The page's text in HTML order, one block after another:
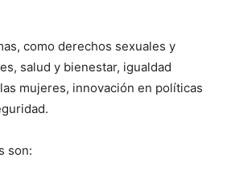
como derechos sexuales y
salud y bienestar, igualdad
mujeres, innovación en políticas
son: